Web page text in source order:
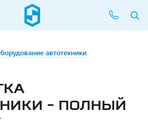
автотехники
- ПОЛНЫЙ